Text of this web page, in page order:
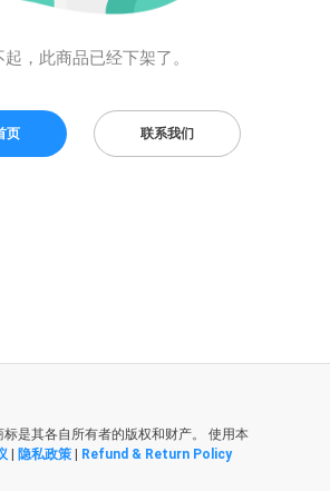
起，此商品已经下架了。
页 联系我们
是其各自所有者的版权和财产。 使用本
隐私政策 Refund & Return Policy